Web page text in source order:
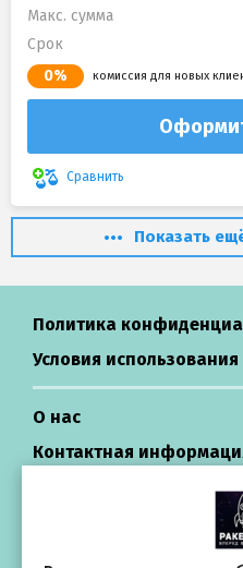
Макс. сумма
Срок
0% комиссия для новых
Сравнить
Показать
Политика
Условия использования
О нас
Контактная